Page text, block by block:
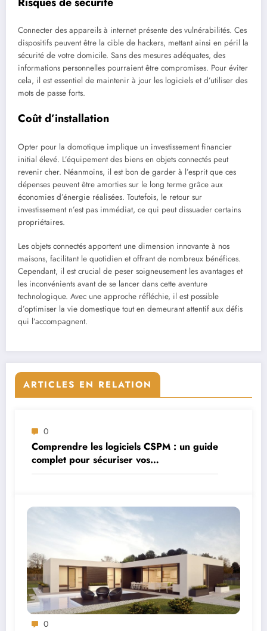
Connecter des appareils à internet présente des vulnérabilités. Ces
dispositifs peuvent être la cible de hackers, mettant ainsi en péril la
sécurité de votre domicile. Sans des mesures adéquates, des
informations personnelles pourraient être compromises. Pour éviter
cela, il est essentiel de maintenir à jour les logiciels et d’utiliser des
mots de passe forts.
Coût d’installation
Opter pour la domotique implique un investissement financier
initial élevé. L’équipement des biens en objets connectés peut
revenir cher. Néanmoins, il est bon de garder à l’esprit que ces
dépenses peuvent être amorties sur le long terme grâce aux
économies d’énergie réalisées. Toutefois, le retour sur
investissement n’est pas immédiat, ce qui peut dissuader certains
propriétaires.
Les objets connectés apportent une dimension innovante à nos
maisons, facilitant le quotidien et offrant de nombreux bénéfices.
Cependant, il est crucial de peser soigneusement les avantages et
les inconvénients avant de se lancer dans cette aventure
technologique. Avec une approche réfléchie, il est possible
d’optimiser la vie domestique tout en demeurant attentif aux défis
qui l’accompagnent.
ARTICLES EN RELATION
0
Comprendre les logiciels CSPM : un guide
complet pour sécuriser vos
environnements cloud
0